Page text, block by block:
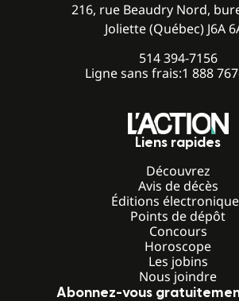
216, rue Beaudry Nord,
Joliette (Québec) J6A
514 394-7156
Ligne sans frais:1 888
Liens rapides
Découvrez
Avis de décès
Éditions
Points de dépôt
Concours
Horoscope
Les jobins
Nous joindre
Abonnez-vous